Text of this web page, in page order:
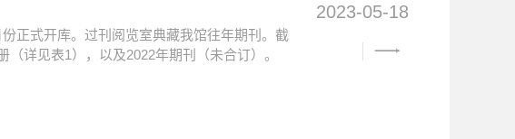
正式开库。过刊阅览室典藏我馆往年期刊。截
详见表1），以及2022年期刊（未合订）。
2023-05-18